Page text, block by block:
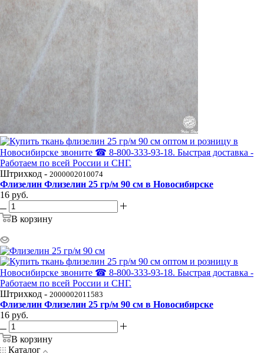
Штрихкод - 2000002010074
Флизелин Флизелин 25 гр/м 90 см в Новосибирске
16 руб.
В корзину
Штрихкод - 2000002011583
Флизелин Флизелин 25 гр/м 90 см в Новосибирске
16 руб.
В корзину
Каталог